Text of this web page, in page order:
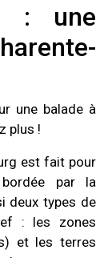
: une
une balade à
plus !
est fait pour
par la
deux types de
: les zones
et les terres